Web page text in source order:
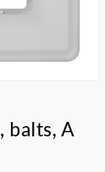
balts, A